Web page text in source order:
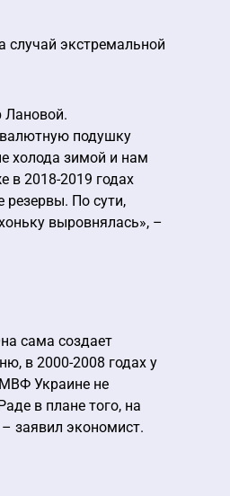
экстремальной
Лановой.
подушку
холода зимой и нам
в 2018-2019 годах
По сути,
выровнялась», –
сама создает
в 2000-2008 годах у
Украине не
в плане того, на
заявил экономист.